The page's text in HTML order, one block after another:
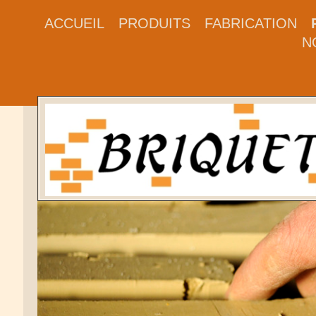
ACCUEIL PRODUITS FABRICATION